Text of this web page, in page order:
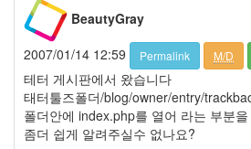
BeautyGray
2007/01/14 12:59
Permalink M/D
테터 게시판에서 왔습니다
태터툴즈폴더/blog/owner/entry/
폴더안에 index.php를 열어 라는 부분
좀더 쉽게 알려주실수 없나요?
2006
년
10
월
22
2006
년
11